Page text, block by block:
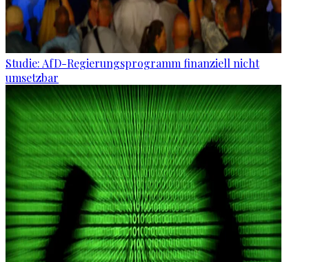
Studie: AfD-Regierungsprogramm finanziell nicht
umsetzbar